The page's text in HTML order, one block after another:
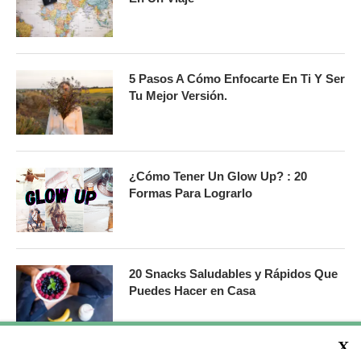
5 Pasos A Cómo Enfocarte En Ti Y Ser
Tu Mejor Versión.
¿Cómo Tener Un Glow Up? : 20
Formas Para Lograrlo
20 Snacks Saludables y Rápidos Que
Puedes Hacer en Casa